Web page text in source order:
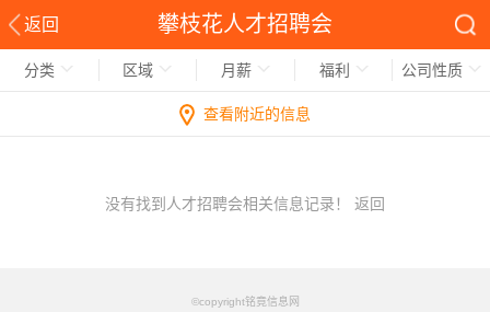
返回 攀枝花人才招聘会
分类 区域 月薪 福利 公司性质
查看附近的信息
没有找到人才招聘会相关信息记录！ 返回
©copyright铭竟信息网